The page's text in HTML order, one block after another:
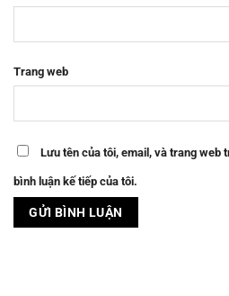
Trang web
Lưu tên của tôi, email, và trang web
bình luận kế tiếp của tôi.